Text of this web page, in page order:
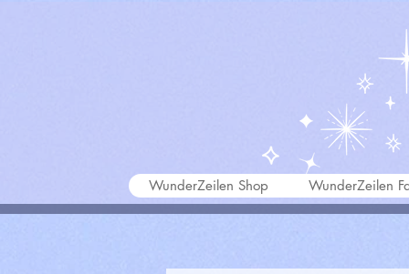
WunderZeilen Shop WunderZeilen